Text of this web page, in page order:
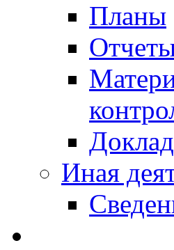
Планы
Иная